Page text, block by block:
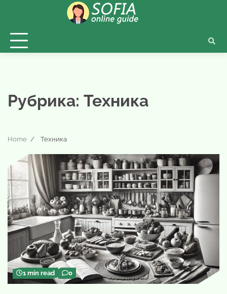
Рубрика: Техника
Home Техника
1 min read 0